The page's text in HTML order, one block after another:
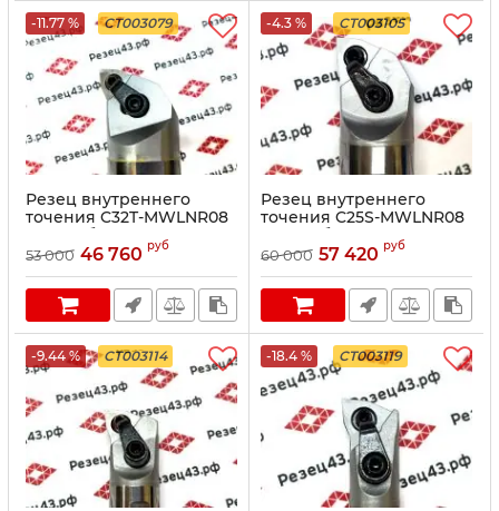
-11.77 % CT003079
Резец внутреннего
точения C32T-MWLNR08
антивибрационный
53 000 46 760 руб
-4.3 % CT003105
Резец внутреннего
точения C25S-MWLNR08
антивибрационный
60 000 57 420 руб
-9.44 % CT003114 -18.4 % CT003119